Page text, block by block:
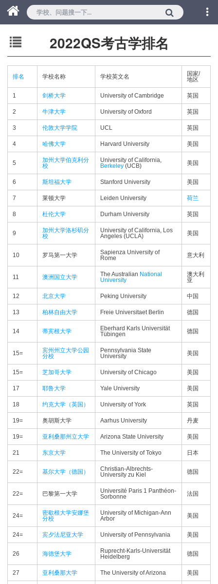
2022QS考古学排名
排名 学校名称 学校英文名
国家/
地区
1 剑桥大学 University of Cambridge 英国
2 牛津大学 University of Oxford 英国
3 伦敦大学学院 UCL 英国
4 哈佛大学 Harvard University 美国
5
加州大学伯克利分
校
University of California,
Berkeley (UCB) 美国
6 斯坦福大学 Stanford University 美国
7 莱顿大学 Leiden University 荷兰
8 杜伦大学 Durham University 英国
9
加州大学洛杉矶分
校
University of California, Los
Angeles (UCLA)
美国
10 罗马第一大学
Sapienza University of
Rome
意大利
11 澳洲国立大学 The Australian National
University
澳大利
亚
12 北京大学 Peking University 中国
13 柏林自由大学 Freie Universitaet Berlin 德国
14 蒂宾根大学
Eberhard Karls Universität
Tübingen
德国
15=
宾州州立大学公园
分校
Pennsylvania State
University
美国
15= 芝加哥大学 University of Chicago 美国
17 耶鲁大学 Yale University 美国
18 约克大学（英国） University of York 英国
19= 奥胡斯大学 Aarhus University 丹麦
19= 亚利桑那州立大学 Arizona State University 美国
21 东京大学 The University of Tokyo 日本
22= 基尔大学（德国）
Christian-Albrechts-
University zu Kiel
德国
22= 巴黎第一大学
Université Paris 1 Panthéon-
Sorbonne
法国
24=
密歇根大学安娜堡
分校
University of Michigan-Ann
Arbor
美国
24= 宾夕法尼亚大学 University of Pennsylvania 美国
26 海德堡大学
Ruprecht-Karls-Universität
Heidelberg
德国
27 亚利桑那大学 The University of Arizona 美国